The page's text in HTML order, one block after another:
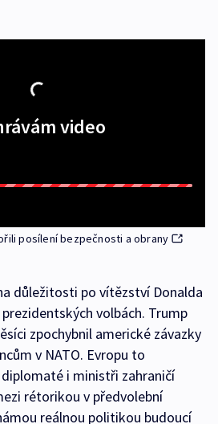
video
posílení bezpečnosti a obrany
důležitosti po vítězství Donalda
volbách. Trump
zpochybnil americké závazky
v NATO. Evropu to
i ministři zahraničí
rétorikou v předvolební
reálnou politikou budoucí